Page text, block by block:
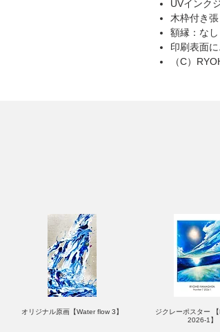
UVインク
木枠付き
額縁：なし
印刷表面
（C）
オリジナル原画【Water flow 3】
ジクレーポスター
2026-1】